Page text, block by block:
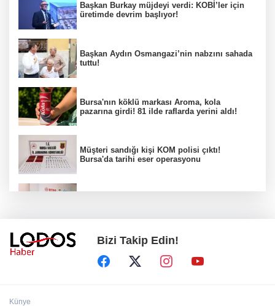
Başkan Burkay müjdeyi verdi: KOBİ’ler için
üretimde devrim başlıyor!
Başkan Aydın Osmangazi’nin nabzını sahada
tuttu!
Bursa'nın köklü markası Aroma, kola
pazarına girdi! 81 ilde raflarda yerini aldı!
Müşteri sandığı kişi KOM polisi çıktı!
Bursa'da tarihi eser operasyonu
Yıldırım Belediyesi'nden uluslararası
geleceğe taşınacak!
Bizi Takip Edin!
Künye